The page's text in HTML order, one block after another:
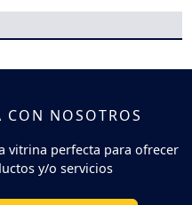
CON NOSOTROS
vitrina perfecta para ofrecer
y/o servicios